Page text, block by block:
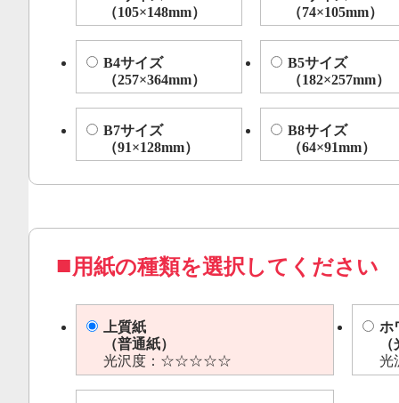
（105×148mm）
（74×105mm）
B4サイズ
（257×364mm）
B5サイズ
（182×257mm）
B7サイズ
（91×128mm）
B8サイズ
（64×91mm）
用紙の種類を選択してください
上質紙
（普通紙）
光沢度：☆☆☆☆☆
ホ